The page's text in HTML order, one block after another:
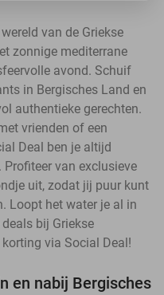
van de Griekse
zonnige mediterrane
avond. Schuif
in Bergisches Land en
authentieke gerechten.
vrienden of een
Deal ben je altijd
van exclusieve
uit, zodat jij puur kunt
Loopt het water je al in
bij Griekse
via Social Deal!
en nabij Bergisches